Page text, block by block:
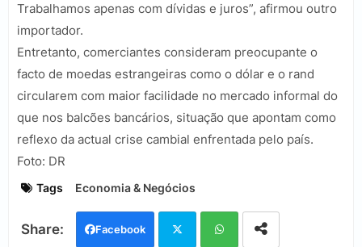
Trabalhamos apenas com dívidas e juros”, afirmou outro
importador.
Entretanto, comerciantes consideram preocupante o
facto de moedas estrangeiras como o dólar e o rand
circularem com maior facilidade no mercado informal do
que nos balcões bancários, situação que apontam como
reflexo da actual crise cambial enfrentada pelo país.
Foto: DR
Tags Economia & Negócios
Facebook